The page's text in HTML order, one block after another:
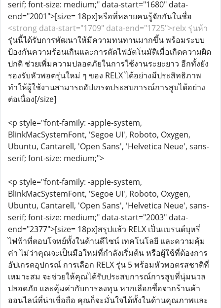
serif; font-size: medium;" data-start="1680" data-
end="2001">[size= 18px]หรือที่หลายคนรู้จักกันในชื่อ
<strong data-start="1709" data-end="1725">relx รุ่นห้า
รุ่นนี้ได้รับการพัฒนาให้มีความทนทานมากขึ้น พร้อมระบบ
ป้องกันความร้อนเกินและการตัดไฟอัตโนมัติเมื่อเกิดความผิด
ปกติ ช่วยเพิ่มความปลอดภัยในการใช้งานระยะยาว อีกทั้งยัง
รองรับหัวพอตรุ่นใหม่ ๆ ของ RELX ได้อย่างมีประสิทธิภาพ
ทำให้ผู้ใช้งานสามารถอัปเกรดประสบการณ์การสูบได้อย่าง
ต่อเนื่อง[/size]
<p style="font-family: -apple-system,
BlinkMacSystemFont, 'Segoe UI', Roboto, Oxygen,
Ubuntu, Cantarell, 'Open Sans', 'Helvetica Neue', sans-
serif; font-size: medium;">
<p style="font-family: -apple-system,
BlinkMacSystemFont, 'Segoe UI', Roboto, Oxygen,
Ubuntu, Cantarell, 'Open Sans', 'Helvetica Neue', sans-
serif; font-size: medium;" data-start="2003" data-
end="2377">[size= 18px]สรุปแล้ว RELX เป็นแบรนด์บุหรี่
ไฟฟ้าที่ตอบโจทย์ทั้งในด้านดีไซน์ เทคโนโลยี และความคุ้ม
ค่า ไม่ว่าคุณจะเป็นมือใหม่ที่กำลังเริ่มต้น หรือผู้ใช้ที่ต้องการ
อัปเกรดอุปกรณ์ การเลือก RELX รุ่น 5 พร้อมหัวพอตรสชาติที่
เหมาะสม จะช่วยให้คุณได้รับประสบการณ์การสูบที่นุ่มนวล
ปลอดภัย และคุ้มค่ากับการลงทุน หากเลือกซื้อจากร้านค้า
ออนไลน์ที่น่าเชื่อถือ คุณก็จะมั่นใจได้ทั้งในด้านคุณภาพและ